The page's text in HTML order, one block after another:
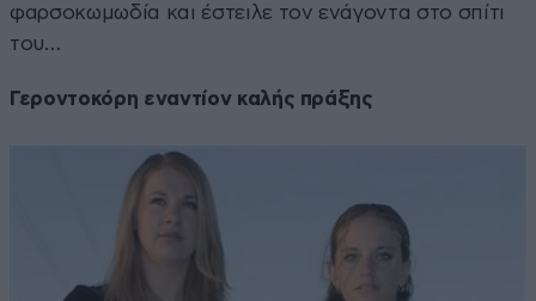
φαρσοκωμωδία και έστειλε τον ενάγοντα στο σπίτι
του…
Γεροντοκόρη εναντίον καλής πράξης